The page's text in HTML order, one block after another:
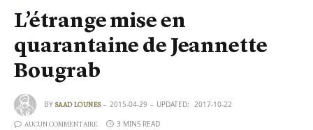
L’étrange mise en
quarantaine de Jeannette
Bougrab
BY SAAD LOUNES 2015-04-29 UPDATED: 2017-10-22
AUCUN COMMENTAIRE 3 MINS READ